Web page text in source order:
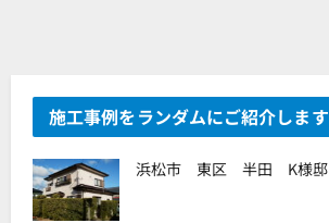
施工事例をランダムにご紹介します
浜松市 東区 半田 K様邸